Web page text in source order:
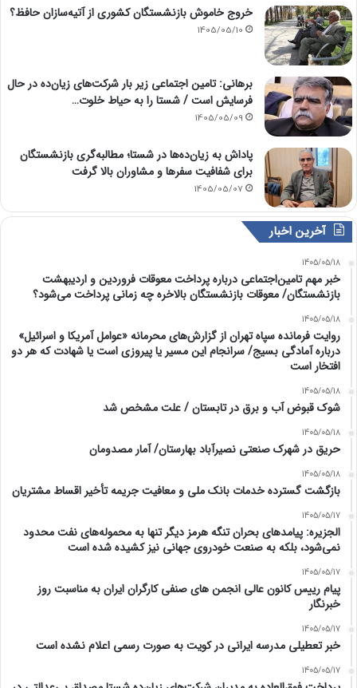
خروج خاموش بازنشستگان کشوری از آتیه‌سازان حافظ؟
1405/05/10
برهانی: تامین اجتماعی زیر بار شرکت‌های زیان‌ده در حال
فرسایش است / شستا را به حیاط خلوت…
1405/05/09
پاداش به زیان‌ده‌ها در شستا؛ مطالبه‌گری بازنشستگان
برای شفافیت سفرها و مشاوران بالا گرفت
1405/05/07
آخرین اخبار
1405/05/18
خبر مهم تامین‌اجتماعی درباره پرداخت معوقات فروردین و اردیبهشت
بازنشستگان/ معوقات بازنشستگان بالاخره چه زمانی پرداخت می‌شود؟
1405/05/18
روایت فرمانده سپاه تهران از گزارش‌های محرمانه «عوامل آمریکا و اسرائیل»
درباره آمادگی بسیج/ سرانجام این مسیر یا پیروزی است یا شهادت که هر دو
افتخار است
1405/05/18
شوک قبوض آب و برق در تابستان / علت مشخص شد
1405/05/18
حریق در شهرک صنعتی نصیرآباد بهارستان/ آمار مصدومان
1405/05/18
بازگشت گسترده خدمات بانک ملی و معافیت جریمه تأخیر اقساط مشتریان
1405/05/17
الجزیره: پیامدهای بحران تنگه هرمز دیگر تنها به محموله‌های نفت محدود
نمی‌شود، بلکه به صنعت خودروی جهانی نیز کشیده شده است
1405/05/17
پیام رییس کانون عالی انجمن های صنفی کارگران ایران به مناسبت روز
خبرنگار
1405/05/17
خبر تعطیلی مدرسه ایرانی در کویت به صورت رسمی اعلام نشده است
1405/05/17